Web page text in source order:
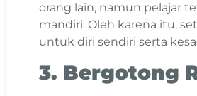
orang lain, namun pelajar
mandiri. Oleh karena itu,
untuk diri sendiri serta
3. Bergotong